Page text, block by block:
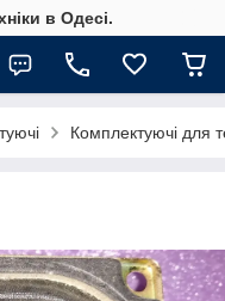
в Одесі.
Комплектуючі для